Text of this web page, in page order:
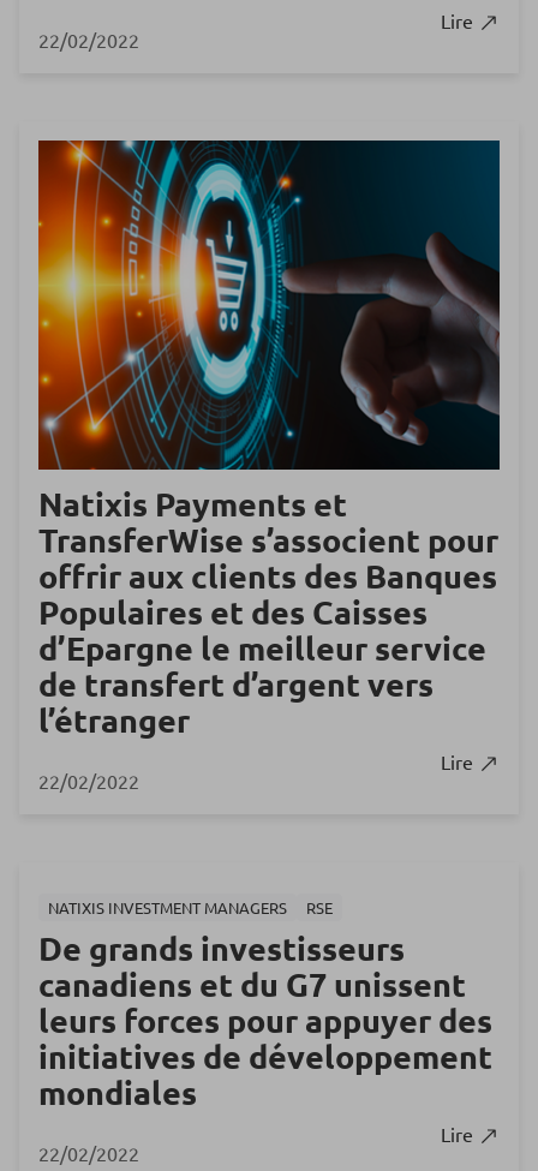
22/02/2022
Lire
Natixis Payments et
TransferWise s’associent pour
offrir aux clients des Banques
Populaires et des Caisses
d’Epargne le meilleur service
de transfert d’argent vers
l’étranger
22/02/2022
Lire
NATIXIS INVESTMENT MANAGERS RSE
De grands investisseurs
canadiens et du G7 unissent
leurs forces pour appuyer des
initiatives de développement
mondiales
22/02/2022
Lire